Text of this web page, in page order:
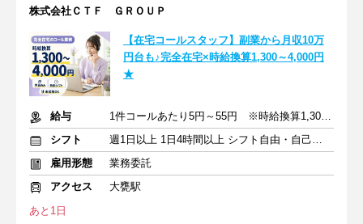
株式会社ＣＴＦ ＧＲＯＵＰ
【在宅コールスタッフ】副業から月収10万
円台も♪完全在宅×時給換算1,300～4,000円
★
給与
1件コールあたり5円～55円 ※時給換算1,300円～4,000円
シフト
週1日以上 1日4時間以上 シフト自由・自己申告
雇用形態
業務委託
アクセス
大甕駅
あと1日